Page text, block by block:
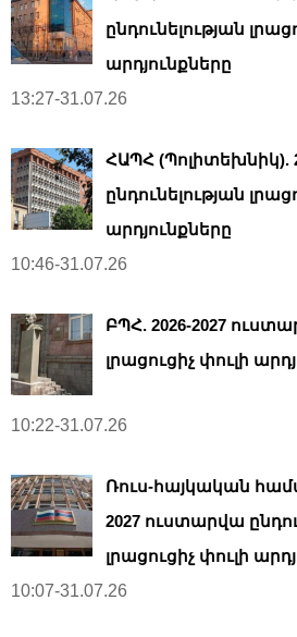
ընդունելության
արդյունքները
13:27-31.07.26
ՀԱՊՀ (Պոլիտեխնիկ).
ընդունելության
արդյունքները
10:46-31.07.26
ԲՊՀ. 2026-2027
լրացուցիչ փուլի
10:22-31.07.26
Ռուս-հայկական
2027 ուստարվա
լրացուցիչ փուլի
10:07-31.07.26